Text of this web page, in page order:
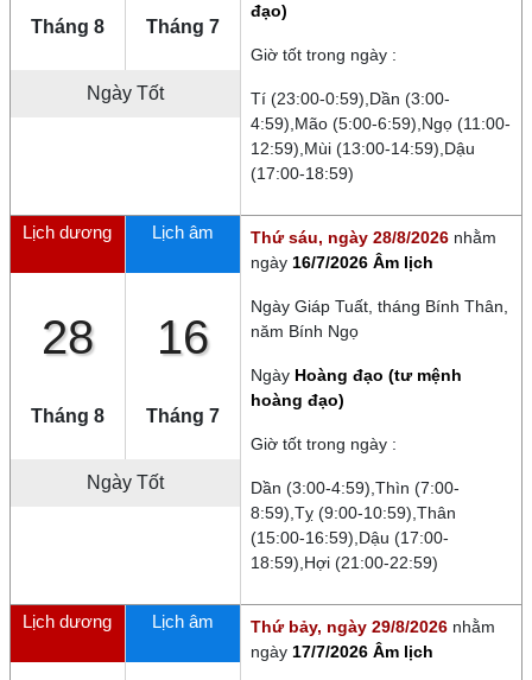
Tháng 8 Tháng 7
Ngày Tốt
đạo)
Giờ tốt trong ngày :
Tí (23:00-0:59),Dần (3:00-
4:59),Mão (5:00-6:59),Ngọ (11:00-
12:59),Mùi (13:00-14:59),Dậu
(17:00-18:59)
Lịch dương
28
Tháng 8
Lịch âm
16
Tháng 7
Ngày Tốt
Thứ sáu, ngày 28/8/2026 nhằm
ngày 16/7/2026 Âm lịch
Ngày Giáp Tuất , tháng Bính Thân
năm Bính Ngọ
Ngày Hoàng đạo (tư mệnh
hoàng đạo)
Giờ tốt trong ngày :
Dần (3:00-4:59),Thìn (7:00-
8:59),Tỵ (9:00-10:59),Thân
(15:00-16:59),Dậu (17:00-
18:59),Hợi (21:00-22:59)
Lịch dương Lịch âm Thứ bảy, ngày 29/8/2026 nhằm
ngày 17/7/2026 Âm lịch